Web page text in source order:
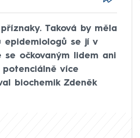
Taková by měla
epidemiologů se jí v
se očkovaným lidem ani
více
biochemik Zdeněk